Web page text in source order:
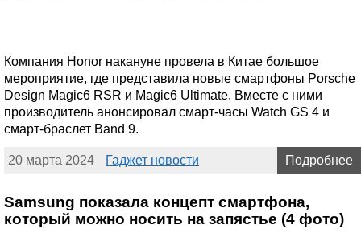
Компания Honor накануне провела в Китае большое
мероприятие, где представила новые смартфоны Porsche
Design Magic6 RSR и Magic6 Ultimate. Вместе с ними
производитель анонсировал смарт-часы Watch GS 4 и
смарт-браслет Band 9.
20 марта 2024 Гаджет новости Подробнее
Samsung показала концепт смартфона,
который можно носить на запястье (4 фото)